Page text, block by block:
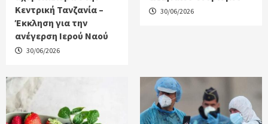
Κεντρική Τανζανία –
Έκκληση για την
ανέγερση Ιερού Ναού
30/06/2026
30/06/2026